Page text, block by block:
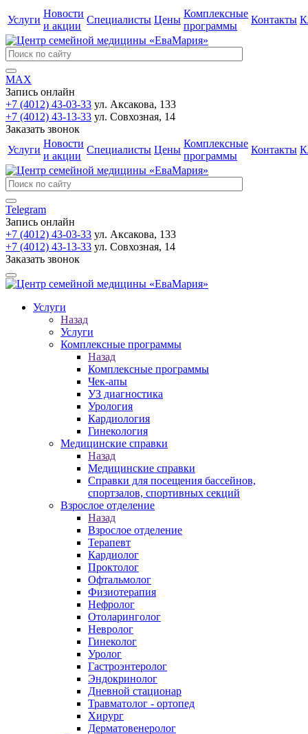
Услуги
Новости
и акции
Специалисты Цены
Комплексные
программы
Контакты
MAX
Запись онлайн
+7 (4012) 43-03-33 ул. Аксакова, 133
+7 (4012) 43-13-33 ул. Совхозная, 14
Заказать звонок
Услуги
Новости
и акции
Специалисты Цены
Комплексные
программы
Контакты
Telegram
Запись онлайн
+7 (4012) 43-03-33 ул. Аксакова, 133
+7 (4012) 43-13-33 ул. Совхозная, 14
Заказать звонок
Услуги
Назад
Услуги
Комплексные программы
Назад
Комплексные программы
Чек-апы
УЗ диагностика
Урология
Кардиология
Гинекология
Медицинские справки
Назад
Медицинские справки
Справки для посещения бассейнов,
спортзалов, спортивных секций
Взрослое отделение
Назад
Взрослое отделение
Терапевт
Кардиолог
Проктолог
Офтальмолог
Физиотерапия
Нефролог
Отоларинголог
Невролог
Гинеколог
Уролог
Гастроэнтеролог
Эндокринолог
Дневной стационар
Травматолог - ортопед
Хирург
Дерматовенеролог